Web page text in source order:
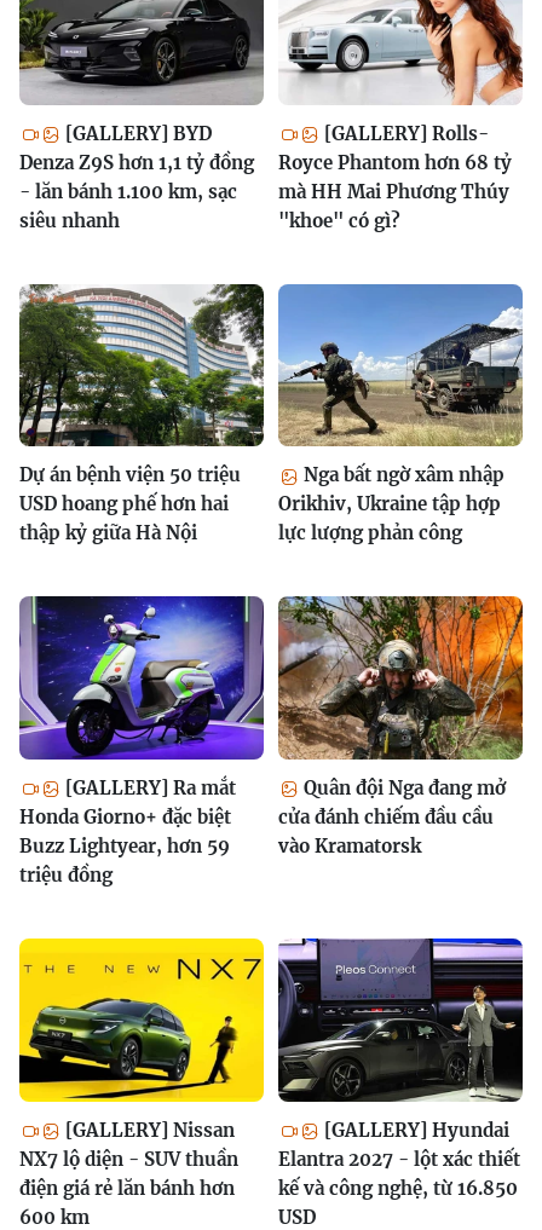
[GALLERY] BYD
Denza Z9S hơn 1,1 tỷ đồng
- lăn bánh 1.100 km, sạc
siêu nhanh
[GALLERY] Rolls-
Royce Phantom hơn 68 tỷ
mà HH Mai Phương Thúy
"khoe" có gì?
Dự án bệnh viện 50 triệu
USD hoang phế hơn hai
thập kỷ giữa Hà Nội
Nga bất ngờ xâm nhập
Orikhiv, Ukraine tập hợp
lực lượng phản công
[GALLERY] Ra mắt
Honda Giorno+ đặc biệt
Buzz Lightyear, hơn 59
triệu đồng
Quân đội Nga đang mở
cửa đánh chiếm đầu cầu
vào Kramatorsk
[GALLERY] Nissan
NX7 lộ diện - SUV thuần
điện giá rẻ lăn bánh hơn
600 km
[GALLERY] Hyundai
Elantra 2027 - lột xác thiết
kế và công nghệ, từ 16.850
USD